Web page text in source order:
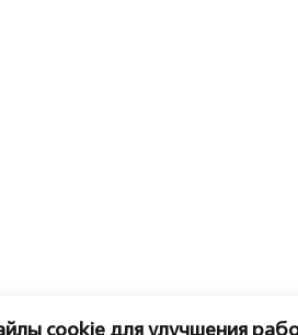
cookie для улучшения